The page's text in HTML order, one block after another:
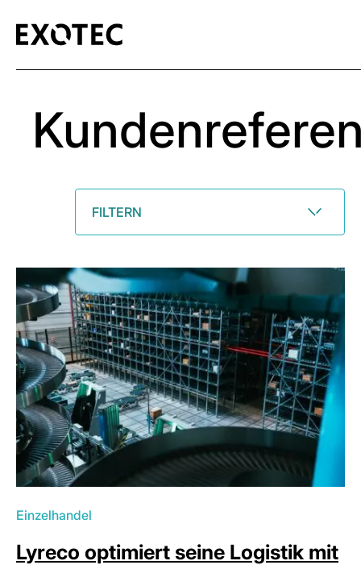
FILTERN
Einzelhandel
Lyreco optimiert seine Logistik mit